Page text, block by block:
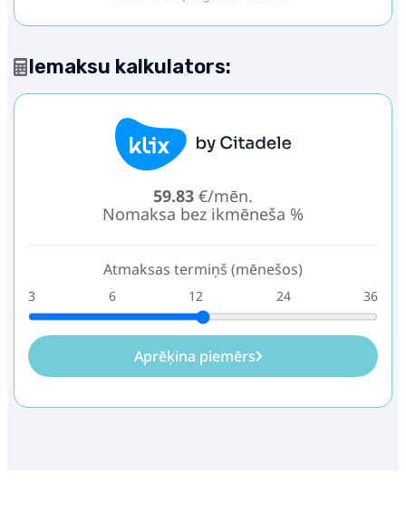
Iemaksu kalkulators:
59.83 €/mēn.
Nomaksa bez ikmēneša %
Atmaksas termiņš (mēnešos)
3 6 12 24 36
Aprēķina piemērs